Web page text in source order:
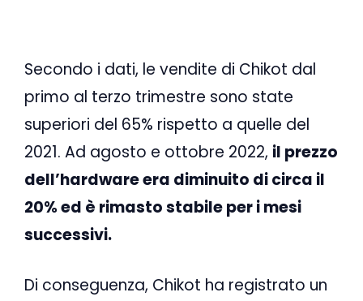
Secondo i dati, le vendite di Chikot dal
primo al terzo trimestre sono state
superiori del 65% rispetto a quelle del
2021. Ad agosto e ottobre 2022, il prezzo
dell’hardware era diminuito di circa il
20% ed è rimasto stabile per i mesi
successivi.
Di conseguenza, Chikot ha registrato un